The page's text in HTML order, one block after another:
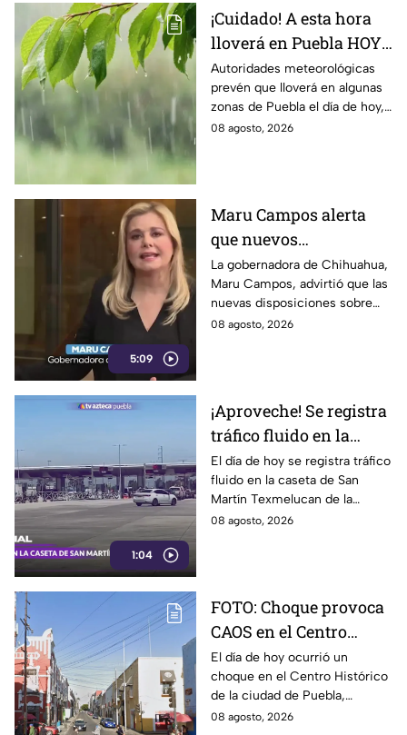
¡Cuidado! A esta hora
lloverá en Puebla HOY
sábado; estas serían las
zonas afectadas
Autoridades meteorológicas
prevén que lloverá en algunas
zonas de Puebla el día de hoy,
incluyendo la capital poblana,
08 agosto, 2026
5:09
Maru Campos alerta
que nuevos
lineamientos podrían
usarse para sancionar
a periodistas críticos
La gobernadora de Chihuahua,
Maru Campos, advirtió que las
nuevas disposiciones sobre
derechos de las audiencias
08 agosto, 2026
1:04
¡Aproveche! Se registra
tráfico fluido en la
caseta de Texmelucan
de la autopista México-
Puebla HOY sábado
El día de hoy se registra tráfico
fluido en la caseta de San
Martín Texmelucan de la
autopista México-Puebla; así lo
08 agosto, 2026
FOTO: Choque provoca
CAOS en el Centro
Histórico HOY sábado;
vías alternas
El día de hoy ocurrió un
choque en el Centro Histórico
de la ciudad de Puebla,
ocasionando caos en la
08 agosto, 2026